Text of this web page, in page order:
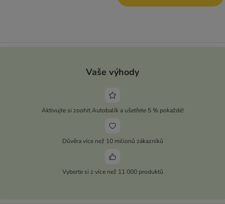
Vaše výhody
Aktivujte si zoohit Autobalík a ušetřete 5 % pokaždé!
Důvěra více než 10 milionů zákazníků
Vyberte si z více než 11 000 produktů